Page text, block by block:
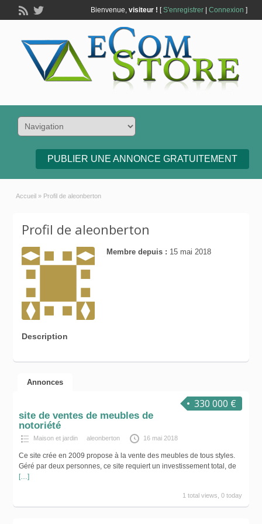
Bienvenue, visiteur ! [S'enregistrer| Connexion ]
PUBLIER UNE ANNONCE GRATUITEMENT
Accueil » Profil de aleonberton
Profil de aleonberton
Membre depuis : 15 mai 2018
Description
Annonces
330 000 €
site de ventes de meubles de
notoriété
Maison et jardin aleonberton 16 mai 2018
Ce site crée en 2009 propose à la vente des meubles de tous styles.
Géré par deux personnes, ce site requiert un investissement total, de
[…]
1 total views, 0 today